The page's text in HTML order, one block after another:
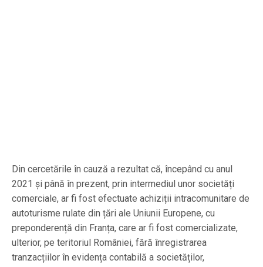
Din cercetările în cauză a rezultat că, începând cu anul
2021 și până în prezent, prin intermediul unor societăți
comerciale, ar fi fost efectuate achiziții intracomunitare de
autoturisme rulate din țări ale Uniunii Europene, cu
preponderență din Franța, care ar fi fost comercializate,
ulterior, pe teritoriul României, fără înregistrarea
tranzacțiilor în evidența contabilă a societăților,